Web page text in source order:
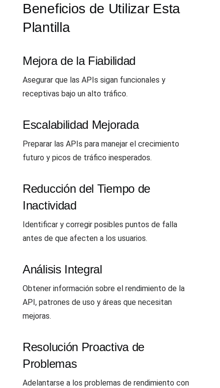
Beneficios de Utilizar Esta
Plantilla
Mejora de la Fiabilidad
Asegurar que las APIs sigan funcionales y
receptivas bajo un alto tráfico.
Escalabilidad Mejorada
Preparar las APIs para manejar el crecimiento
futuro y picos de tráfico inesperados.
Reducción del Tiempo de
Inactividad
Identificar y corregir posibles puntos de falla
antes de que afecten a los usuarios.
Análisis Integral
Obtener información sobre el rendimiento de la
API, patrones de uso y áreas que necesitan
mejoras.
Resolución Proactiva de
Problemas
Adelantarse a los problemas de rendimiento con